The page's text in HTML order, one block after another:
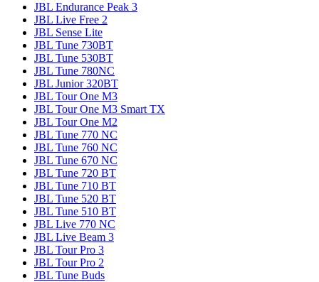
JBL Endurance Peak 3
JBL Live Free 2
JBL Sense Lite
JBL Tune 730BT
JBL Tune 530BT
JBL Tune 780NC
JBL Junior 320BT
JBL Tour One M3
JBL Tour One M3 Smart TX
JBL Tour One M2
JBL Tune 770 NC
JBL Tune 760 NC
JBL Tune 670 NC
JBL Tune 720 BT
JBL Tune 710 BT
JBL Tune 520 BT
JBL Tune 510 BT
JBL Live 770 NC
JBL Live Beam 3
JBL Tour Pro 3
JBL Tour Pro 2
JBL Tune Buds